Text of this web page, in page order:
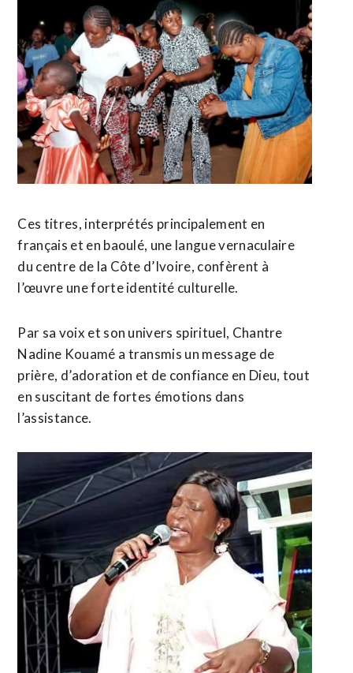
Ces titres, interprétés principalement en
français et en baoulé, une langue vernaculaire
du centre de la Côte d’Ivoire, confèrent à
l’œuvre une forte identité culturelle.
Par sa voix et son univers spirituel, Chantre
Nadine Kouamé a transmis un message de
prière, d’adoration et de confiance en Dieu, tout
en suscitant de fortes émotions dans
l’assistance.